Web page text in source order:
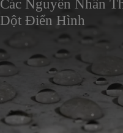
Các Nguyên Nhân
Dột Điển Hình